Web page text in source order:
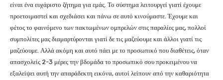
είναι ένα ευχάριστο ζήτημα για εμάς. Το σύστημα λειτουργεί γιατί έχουμε
προετοιμαστεί και σχεδιάσει και πάνω σε αυτό κινούμαστε. Έχουμε και
φέτος το φαινόμενο των πακτωμένων ομπρελών στις παραλίες μας, πολλοί
συμπολίτες μας διαμαρτύρονται γιατί δε τις μαζεύουμε και άλλοι γιατί τις
μαζεύουμε. Αλλά ακόμη και αυτό πάει με το προσωπικό που διαθέτεις, όταν
απασχολείς 2-3 μέρες την βδομάδα το προσωπικό σου προκειμένου να
εξαλείψει αυτή την απαράδεκτη εικόνα, αυτοί λείπουν από την καθαριότητα